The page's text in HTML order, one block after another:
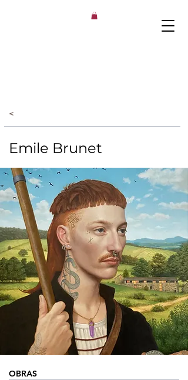
<
Emile Brunet
OBRAS